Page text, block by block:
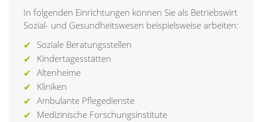
In folgenden Einrichtungen können Sie als Betriebswirt
Sozial- und Gesundheitswesen beispielsweise arbeiten:
Soziale Beratungsstellen
Kindertagesstätten
Altenheime
Kliniken
Ambulante Pflegedienste
Medizinische Forschungsinstitute